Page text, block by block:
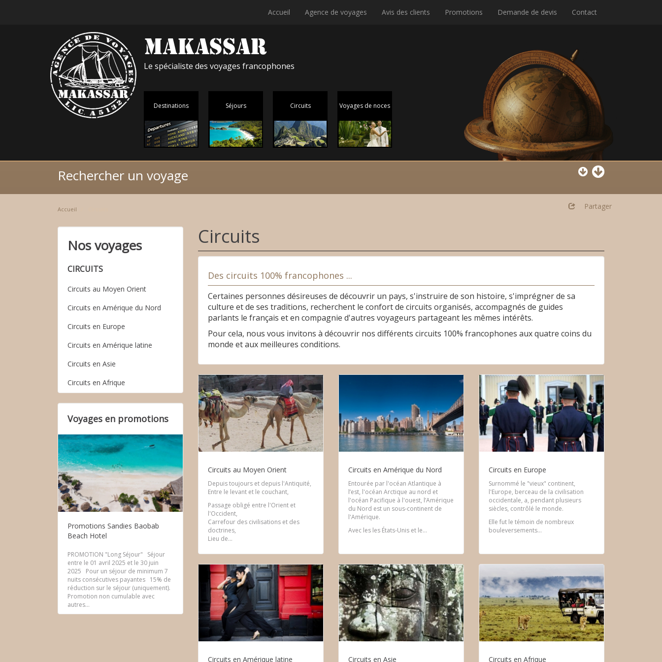
Accueil Agence de voyages Avis des clients Promotions Demande de devis Contact
Le spécialiste des voyages francophones
Destinations Séjours Circuits Voyages de noces
Rechercher un voyage
Accueil Partager
Nos voyages
CIRCUITS
Circuits au Moyen Orient
Circuits en Amérique du Nord
Circuits en Europe
Circuits en Amérique latine
Circuits en Asie
Circuits en Afrique
Voyages en promotions
Promotions Sandies Baobab
Beach Hotel
PROMOTION "Long Séjour" Séjour
entre le 01 avril 2025 et le 30 juin
2025 Pour un séjour de minimum 7
nuits consécutives payantes 15% de
réduction sur le séjour (uniquement).
Promotion non cumulable avec
autres...
Circuits
Des circuits 100% francophones ...
Certaines personnes désireuses de découvrir un pays, s'instruire de son histoire, s'imprégner de sa
culture et de ses traditions, recherchent le confort de circuits organisés, accompagnés de guides
parlants le français et en compagnie d'autres voyageurs partageant les mêmes intérêts.
Pour cela, nous vous invitons à découvrir nos différents circuits 100% francophones aux quatre coins du
monde et aux meilleures conditions.
Circuits au Moyen Orient
Depuis toujours et depuis l'Antiquité,
Entre le levant et le couchant,
Passage obligé entre l'Orient et
l'Occident,
Carrefour des civilisations et des
doctrines,
Lieu de...
Circuits en Amérique du Nord
Entourée par l'océan Atlantique à
l’est, l'océan Arctique au nord et
l'océan Pacifique à l'ouest, l’Amérique
du Nord est un sous-continent de
l'Amérique.
Avec les les États-Unis et le...
Circuits en Europe
Surnommé le "vieux" continent,
l'Europe, berceau de la civilisation
occidentale, a, pendant plusieurs
siècles, contrôlé le monde.
Elle fut le témoin de nombreux
bouleversements...
Circuits en Amérique latine Circuits en Asie Circuits en Afrique